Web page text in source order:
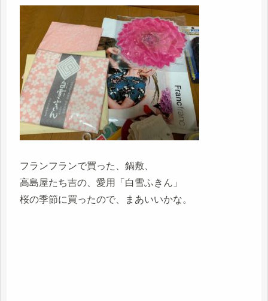
フランフランで買った、鍋敷、
高島屋たち吉の、愛用「白雪ふきん」
桜の季節に買ったので、まあいいかな。